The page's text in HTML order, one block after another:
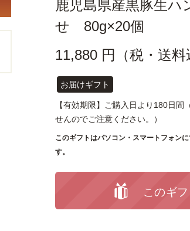
鹿児島県産黒豚生ハ
せ 80g×20個
11,880 円（税・送料
お届けギフト
【有効期限】ご購入日より180日間
せんのでご注意ください。）
このギフトはパソコン・スマートフォン
す。
このギ